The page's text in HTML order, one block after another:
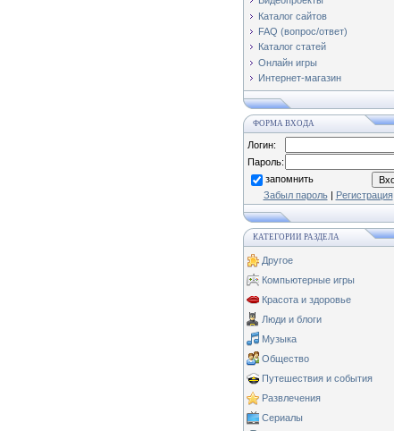
Каталог сайтов
FAQ (вопрос/ответ)
Каталог статей
Онлайн игры
Интернет-магазин
ФОРМА ВХОДА
Логин:
Пароль:
запомнить
Забыл пароль| Регистрация
КАТЕГОРИИ РАЗДЕЛА
Другое
Компьютерные игры
Красота и здоровье
Люди и блоги
Музыка
Общество
Путешествия и события
Развлечения
Сериалы